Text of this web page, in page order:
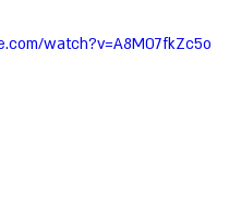
watch?v=A8MO7fkZc5o